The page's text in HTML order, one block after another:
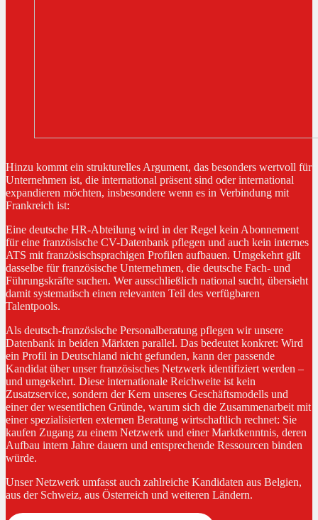
Hinzu kommt ein strukturelles Argument, das besonders wertvoll für
Unternehmen ist, die international präsent sind oder international
expandieren möchten, insbesondere wenn es in Verbindung mit
Frankreich ist:
Eine deutsche HR-Abteilung wird in der Regel kein Abonnement
für eine französische CV-Datenbank pflegen und auch kein internes
ATS mit französischsprachigen Profilen aufbauen. Umgekehrt gilt
dasselbe für französische Unternehmen, die deutsche Fach- und
Führungskräfte suchen. Wer ausschließlich national sucht, übersieht
damit systematisch einen relevanten Teil des verfügbaren
Talentpools.
Als deutsch-französische Personalberatung pflegen wir unsere
Datenbank in beiden Märkten parallel. Das bedeutet konkret: Wird
ein Profil in Deutschland nicht gefunden, kann der passende
Kandidat über unser französisches Netzwerk identifiziert werden –
und umgekehrt. Diese internationale Reichweite ist kein
Zusatzservice, sondern der Kern unseres Geschäftsmodells und
einer der wesentlichen Gründe, warum sich die Zusammenarbeit mit
einer spezialisierten externen Beratung wirtschaftlich rechnet: Sie
kaufen Zugang zu einem Netzwerk und einer Marktkenntnis, deren
Aufbau intern Jahre dauern und entsprechende Ressourcen binden
würde.
Unser Netzwerk umfasst auch zahlreiche Kandidaten aus Belgien,
aus der Schweiz, aus Österreich und weiteren Ländern.